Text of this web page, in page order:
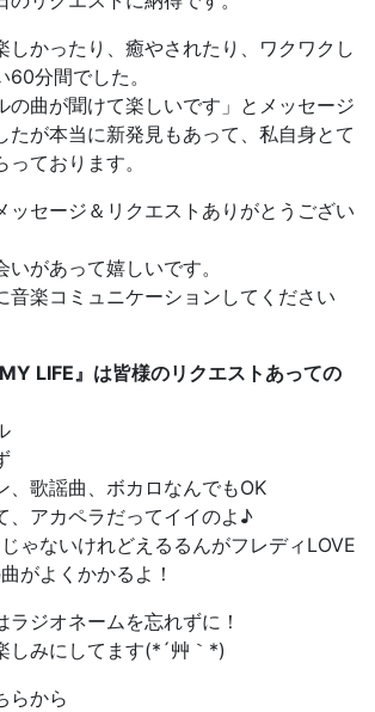
しかったり、癒やされたり、ワクワクし
分間でした。
の曲が聞けて楽しいです」とメッセージ
たが本当に新発見もあって、私自身とて
ております。
ッセージ＆リクエストありがとうござい
があって嬉しいです。
音楽コミュニケーションしてください
LIFE』は皆様のリクエストあっての
、歌謡曲、ボカロなんでもOK
、アカペラだってイイのよ♪
ゃないけれどえるるんがフレディLOVE
がよくかかるよ！
ラジオネームを忘れずに！
しみにしてます(*´艸｀*)
らから